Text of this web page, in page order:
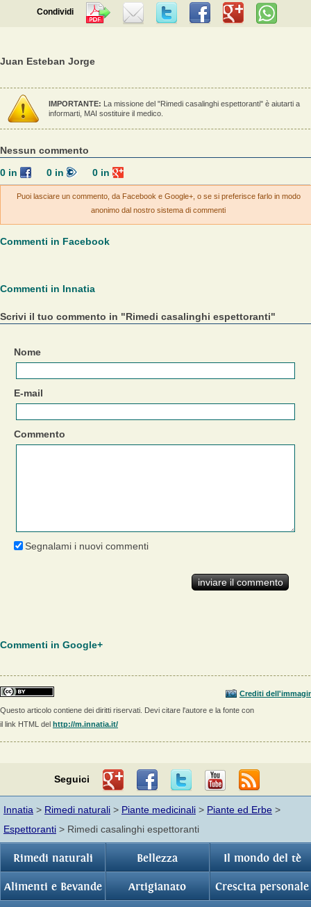
Condividi
Juan Esteban Jorge
IMPORTANTE: La missione del "Rimedi casalinghi espettoranti" è aiutarti a
informarti, MAI sostituire il medico.
Nessun commento
0in 0in 0 in
Puoi lasciare un commento, da Facebook e Google+, o se si preferisce farlo in modo
anonimo dal nostro sistema di commenti
Commenti in Facebook
Commenti in Innatia
Scrivi il tuo commento in "Rimedi casalinghi espettoranti"
Nome
E-mail
Commento
Segnalami i nuovi commenti
Commenti in Google+
Crediti
Questo articolo contiene dei diritti riservati. Devi citare l'autore e la fonte con
il link HTML del http://m.innatia.it/
Seguici
Innatia > Rimedi naturali > Piante medicinali > Piante ed Erbe >
Espettoranti > Rimedi casalinghi espettoranti
Rimedi naturali Bellezza Il mondo del tè
Alimenti e Bevande Artigianato Crescita personale